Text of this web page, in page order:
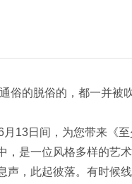
俗的脱俗的，都一并
13日间，为您带来《
，是一位风格多样的艺
，此起彼落。有时候